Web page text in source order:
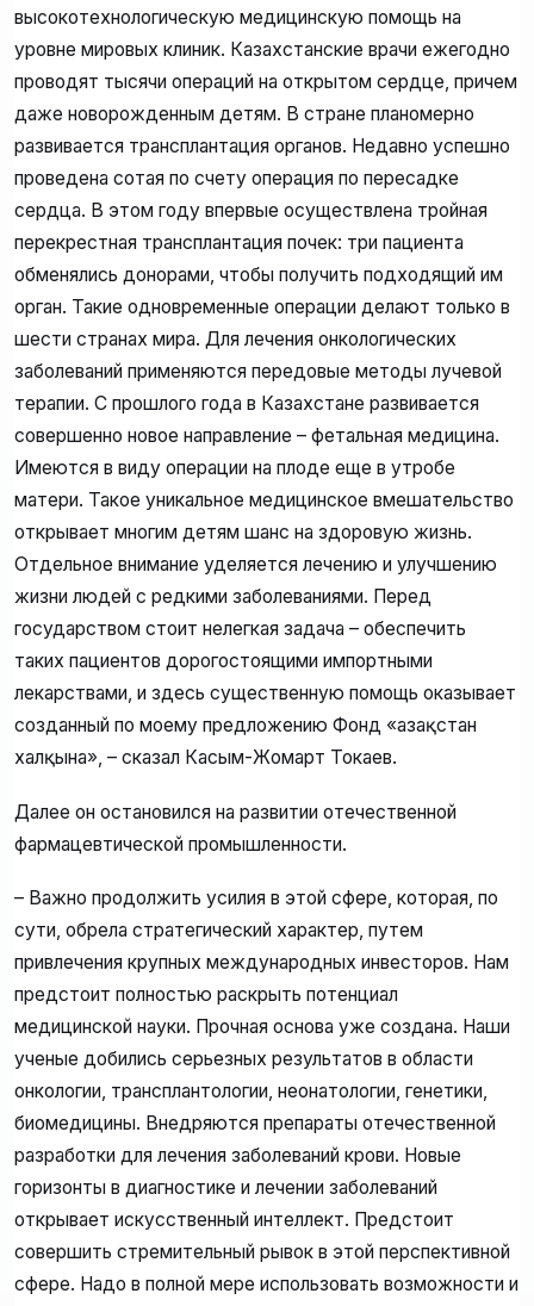
высокотехнологическую медицинскую помощь на
уровне мировых клиник. Казахстанские врачи ежегодно
проводят тысячи операций на открытом сердце, причем
даже новорожденным детям. В стране планомерно
развивается трансплантация органов. Недавно успешно
проведена сотая по счету операция по пересадке
сердца. В этом году впервые осуществлена тройная
перекрестная трансплантация почек: три пациента
обменялись донорами, чтобы получить подходящий им
орган. Такие одновременные операции делают только в
шести странах мира. Для лечения онкологических
заболеваний применяются передовые методы лучевой
терапии. С прошлого года в Казахстане развивается
совершенно новое направление – фетальная медицина.
Имеются в виду операции на плоде еще в утробе
матери. Такое уникальное медицинское вмешательство
открывает многим детям шанс на здоровую жизнь.
Отдельное внимание уделяется лечению и улучшению
жизни людей с редкими заболеваниями. Перед
государством стоит нелегкая задача – обеспечить
таких пациентов дорогостоящими импортными
лекарствами, и здесь существенную помощь оказывает
созданный по моему предложению Фонд «Қазақстан
халқына», – сказал Касым-Жомарт Токаев.
Далее он остановился на развитии отечественной
фармацевтической промышленности.
– Важно продолжить усилия в этой сфере, которая, по
сути, обрела стратегический характер, путем
привлечения крупных международных инвесторов. Нам
предстоит полностью раскрыть потенциал
медицинской науки. Прочная основа уже создана. Наши
ученые добились серьезных результатов в области
онкологии, трансплантологии, неонатологии, генетики,
биомедицины. Внедряются препараты отечественной
разработки для лечения заболеваний крови. Новые
горизонты в диагностике и лечении заболеваний
открывает искусственный интеллект. Предстоит
совершить стремительный рывок в этой перспективной
сфере. Надо в полной мере использовать возможности и